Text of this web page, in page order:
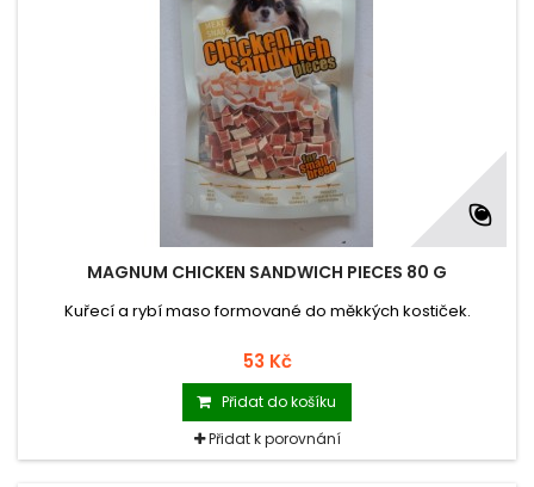
MAGNUM CHICKEN SANDWICH PIECES 80 G
Kuřecí a rybí maso formované do měkkých kostiček.
53 Kč
Přidat do košíku
Přidat k porovnání